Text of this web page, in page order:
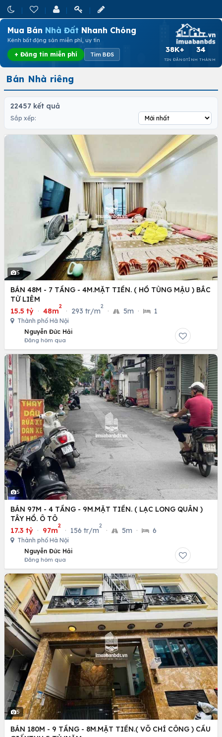
Mua Bán Nhà Đất Nhanh Chóng
Kênh bất động sản miễn phí, uy tín
+ Đăng tin miễn phí Tìm BĐS
38K+
TIN ĐĂNG
34
TỈNH THÀNH
Bán Nhà riêng
22457 kết quả
Sắp xếp:
5
BÁN 48M - 7 TẦNG - 4M.MẶT TIỀN. ( HỒ TÙNG MẬU ) BẮC
TỪ LIÊM
15.5 tỷ · 48m
2
· 293 tr/m
2
· 5m · 1
Thành phố Hà Nội
Nguyễn Đức Hải
Đăng hôm qua
5
BÁN 97M - 4 TẦNG - 9M.MẶT TIỀN. ( LẠC LONG QUÂN )
TÂY HỒ. Ô TÔ
17.3 tỷ · 97m
2
· 156 tr/m
2
· 5m · 6
Thành phố Hà Nội
Nguyễn Đức Hải
Đăng hôm qua
5
BÁN 180M - 9 TẦNG - 8M.MẶT TIỀN.( VÕ CHÍ CÔNG ) CẦU